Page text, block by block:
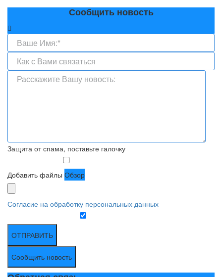
Сообщить новость
Защита от спама, поставьте галочку
Добавить файлы Обзор
Согласие на обработку персональных данных
ОТПРАВИТЬ
Сообщить новость